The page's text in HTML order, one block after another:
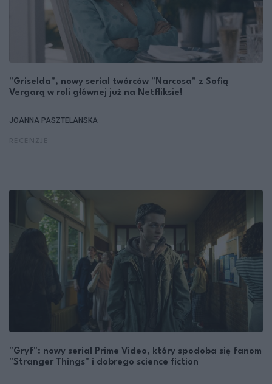
"Griselda", nowy serial twórców "Narcosa" z Sofią
Vergarą w roli głównej już na Netfliksie!
JOANNA PASZTELANSKA
"Gryf": nowy serial Prime Video, który spodoba się fanom
"Stranger Things" i dobrego science fiction